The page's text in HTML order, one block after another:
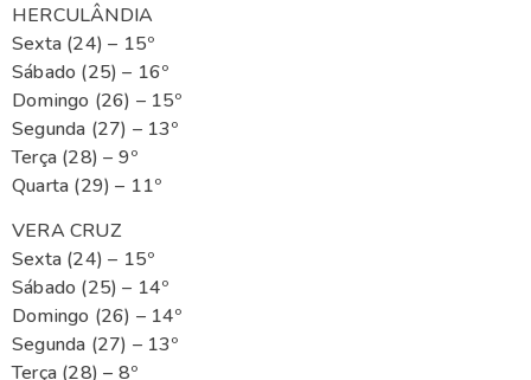
HERCULÂNDIA
Sexta (24) – 15º
Sábado (25) – 16º
Domingo (26) – 15º
Segunda (27) – 13º
Terça (28) – 9º
Quarta (29) – 11º
VERA CRUZ
Sexta (24) – 15º
Sábado (25) – 14º
Domingo (26) – 14º
Segunda (27) – 13º
Terça (28) – 8º